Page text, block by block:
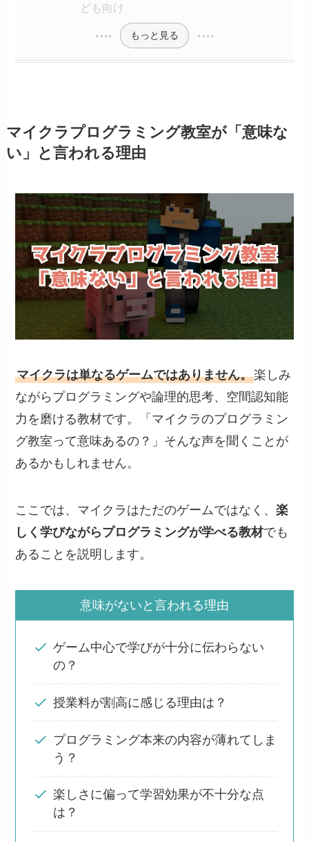
ども向け
もっと見る
マイクラプログラミング教室が「意味な
い」と言われる理由
マイクラは単なるゲームではありません。楽しみ
ながらプログラミングや論理的思考、空間認知能
力を磨ける教材です。「マイクラのプログラミン
グ教室って意味あるの？」そんな声を聞くことが
あるかもしれません。
ここでは、マイクラはただのゲームではなく、楽
しく学びながらプログラミングが学べる教材でも
あることを説明します。
意味がないと言われる理由
ゲーム中心で学びが十分に伝わらない
の？
授業料が割高に感じる理由は？
プログラミング本来の内容が薄れてしま
う？
楽しさに偏って学習効果が不十分な点
は？